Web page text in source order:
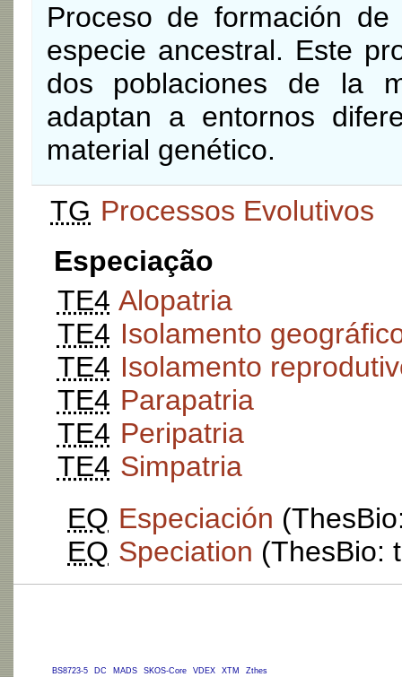
Proceso de formación
especie ancestral. Este
dos poblaciones de la
adaptan a entornos
material genético.
TG Processos Evolutivos
Especiação
TE4 Alopatria
TE4 Isolamento
TE4 Isolamento
TE4 Parapatria
TE4 Peripatria
TE4 Simpatria
EQ Especiación
EQ Speciation (ThesBio:
BS8723-5 DC MADS SKOS-Core VDEX XTM Zthes